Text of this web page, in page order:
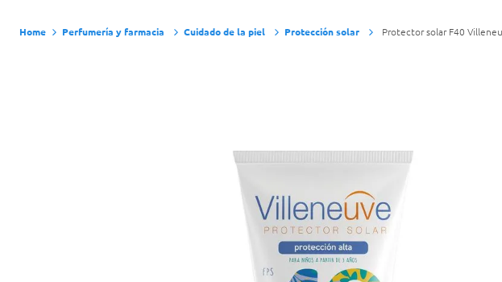
Perfumería y farmacia Cuidado de la piel Protección solar Protector solar F40